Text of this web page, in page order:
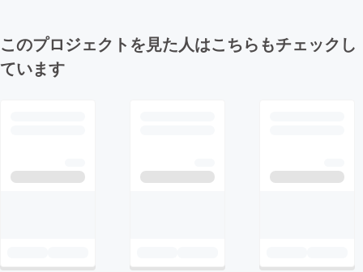
このプロジェクトを見た人はこちらもチェックし
ています